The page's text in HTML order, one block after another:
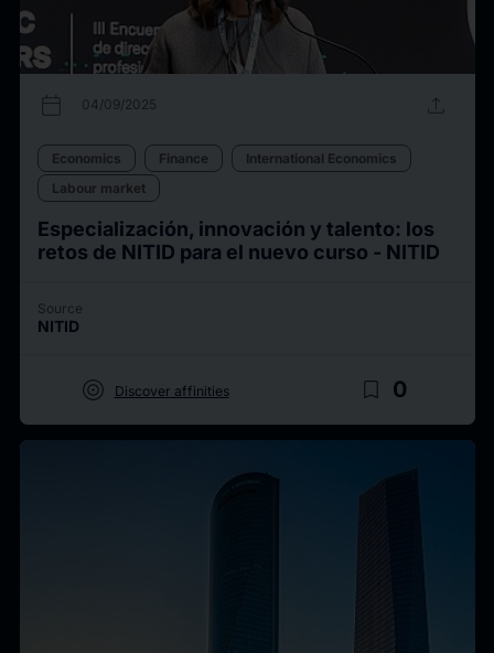
calendar_today 04/09/2025 upload
Economics Finance
International Economics
Labour market
Especialización, innovación y talento: los
retos de NITID para el nuevo curso - NITID
Source
NITID
target Discover affinities bookmark_border 0